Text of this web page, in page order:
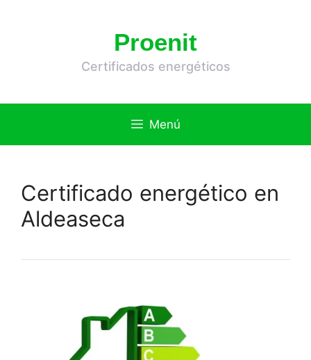
Proenit
Certificados energéticos
Menú
Certificado energético en
Aldeaseca